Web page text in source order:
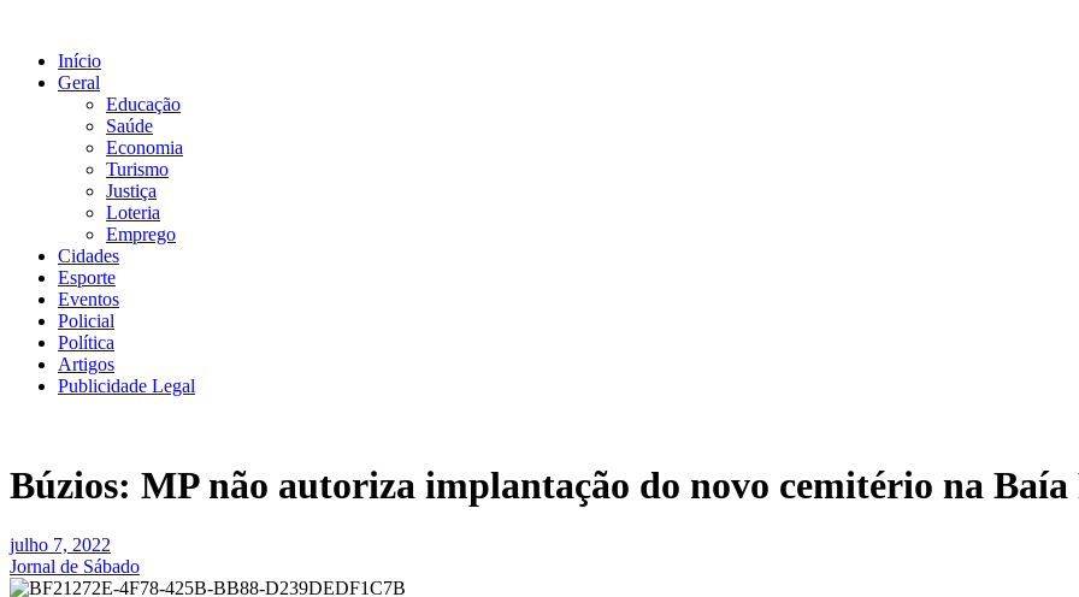
conteúdo
Início
Geral
Educação
Saúde
Economia
Turismo
Justiça
Loteria
Emprego
Cidades
Esporte
Eventos
Policial
Política
Artigos
Publicidade Legal
Búzios: MP não autoriza implantação do novo cemitério na Baía
julho 7, 2022
Jornal de Sábado